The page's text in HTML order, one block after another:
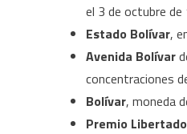
el 3 de octubre
Estado Bolívar,
Avenida Bolívar
concentraciones
Bolívar, moneda
Premio